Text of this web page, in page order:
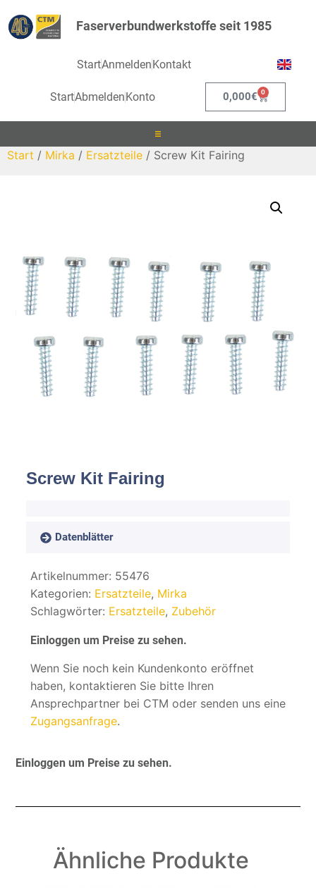
Faserverbundwerkstoffe seit 1985
StartAnmeldenKontakt
StartAbmelden Konto 0,000€ 0
Laminieren
Beschichten
Spachteln
Fasern
Kernmaterial
Werkzeug
Start / Mirka / Ersatzteile / Screw Kit Fairing
Screw Kit Fairing
Datenblätter
Artikelnummer: 55476
Kategorien: Ersatzteile, Mirka
Schlagwörter: Ersatzteile, Zubehör
Einloggen um Preise zu sehen.
Wenn Sie noch kein Kundenkonto eröffnet
haben, kontaktieren Sie bitte Ihren
Ansprechpartner bei CTM oder senden uns eine
Zugangsanfrage.
Einloggen um Preise zu sehen.
Ähnliche Produkte